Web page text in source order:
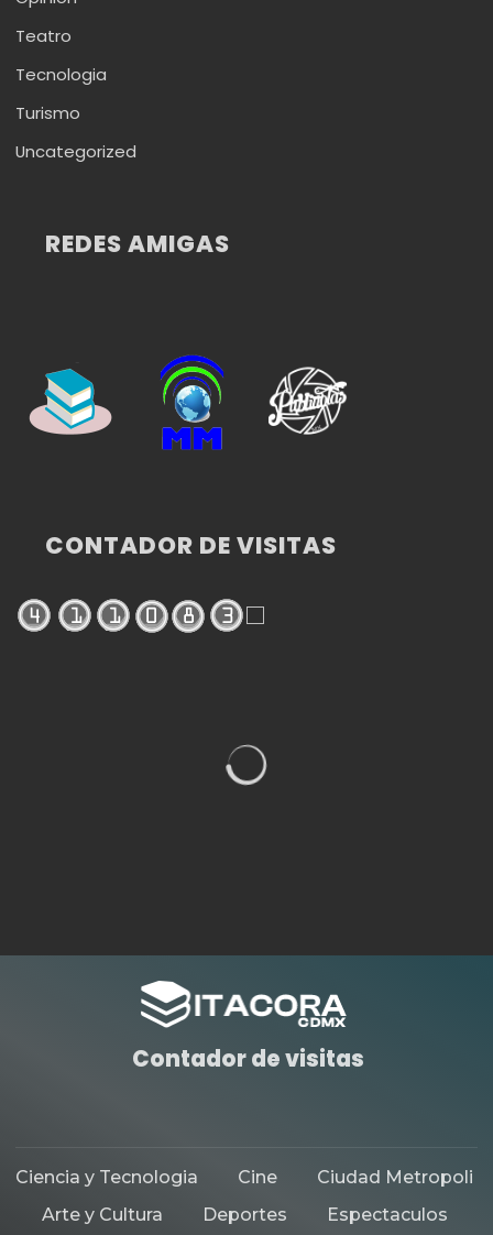
Teatro
Tecnologia
Turismo
Uncategorized
REDES AMIGAS
CONTADOR DE VISITAS